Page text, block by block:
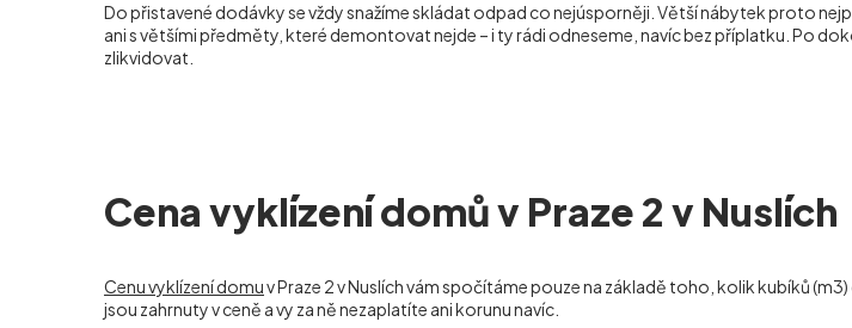
Do přistavené dodávky se vždy snažíme skládat odpad co nejúsporněji. Větší nábytek proto
ani s většími předměty, které demontovat nejde – i ty rádi odneseme, navíc bez příplatku. Po
zlikvidovat.
Cena vyklízení domů v Praze 2 v Nuslích
Cenu vyklízení domuv Praze 2 v Nuslích vám spočítáme pouze na základě toho, kolik kubíků (m3
jsou zahrnuty v ceně a vy za ně nezaplatíte ani korunu navíc.